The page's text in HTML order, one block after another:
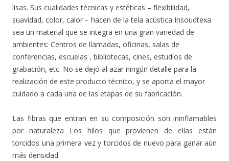
lisas. Sus cualidades técnicas y estéticas – flexibilidad,
suavidad, color, calor – hacen de la tela acústica Insoudtexa
sea un material que se integra en una gran variedad de
ambientes: Centros de llamadas, oficinas, salas de
conferencias, escuelas , bibliotecas, cines, estudios de
grabación, etc. No se dejó al azar ningún detalle para la
realización de este producto técnico, y se aporta el mayor
cuidado a cada una de las etapas de su fabricación.
Las fibras que entran en su composición son ininflamables
por naturaleza Los hilos que provienen de ellas están
torcidos una primera vez y torcidos de nuevo para ganar aún
más densidad.